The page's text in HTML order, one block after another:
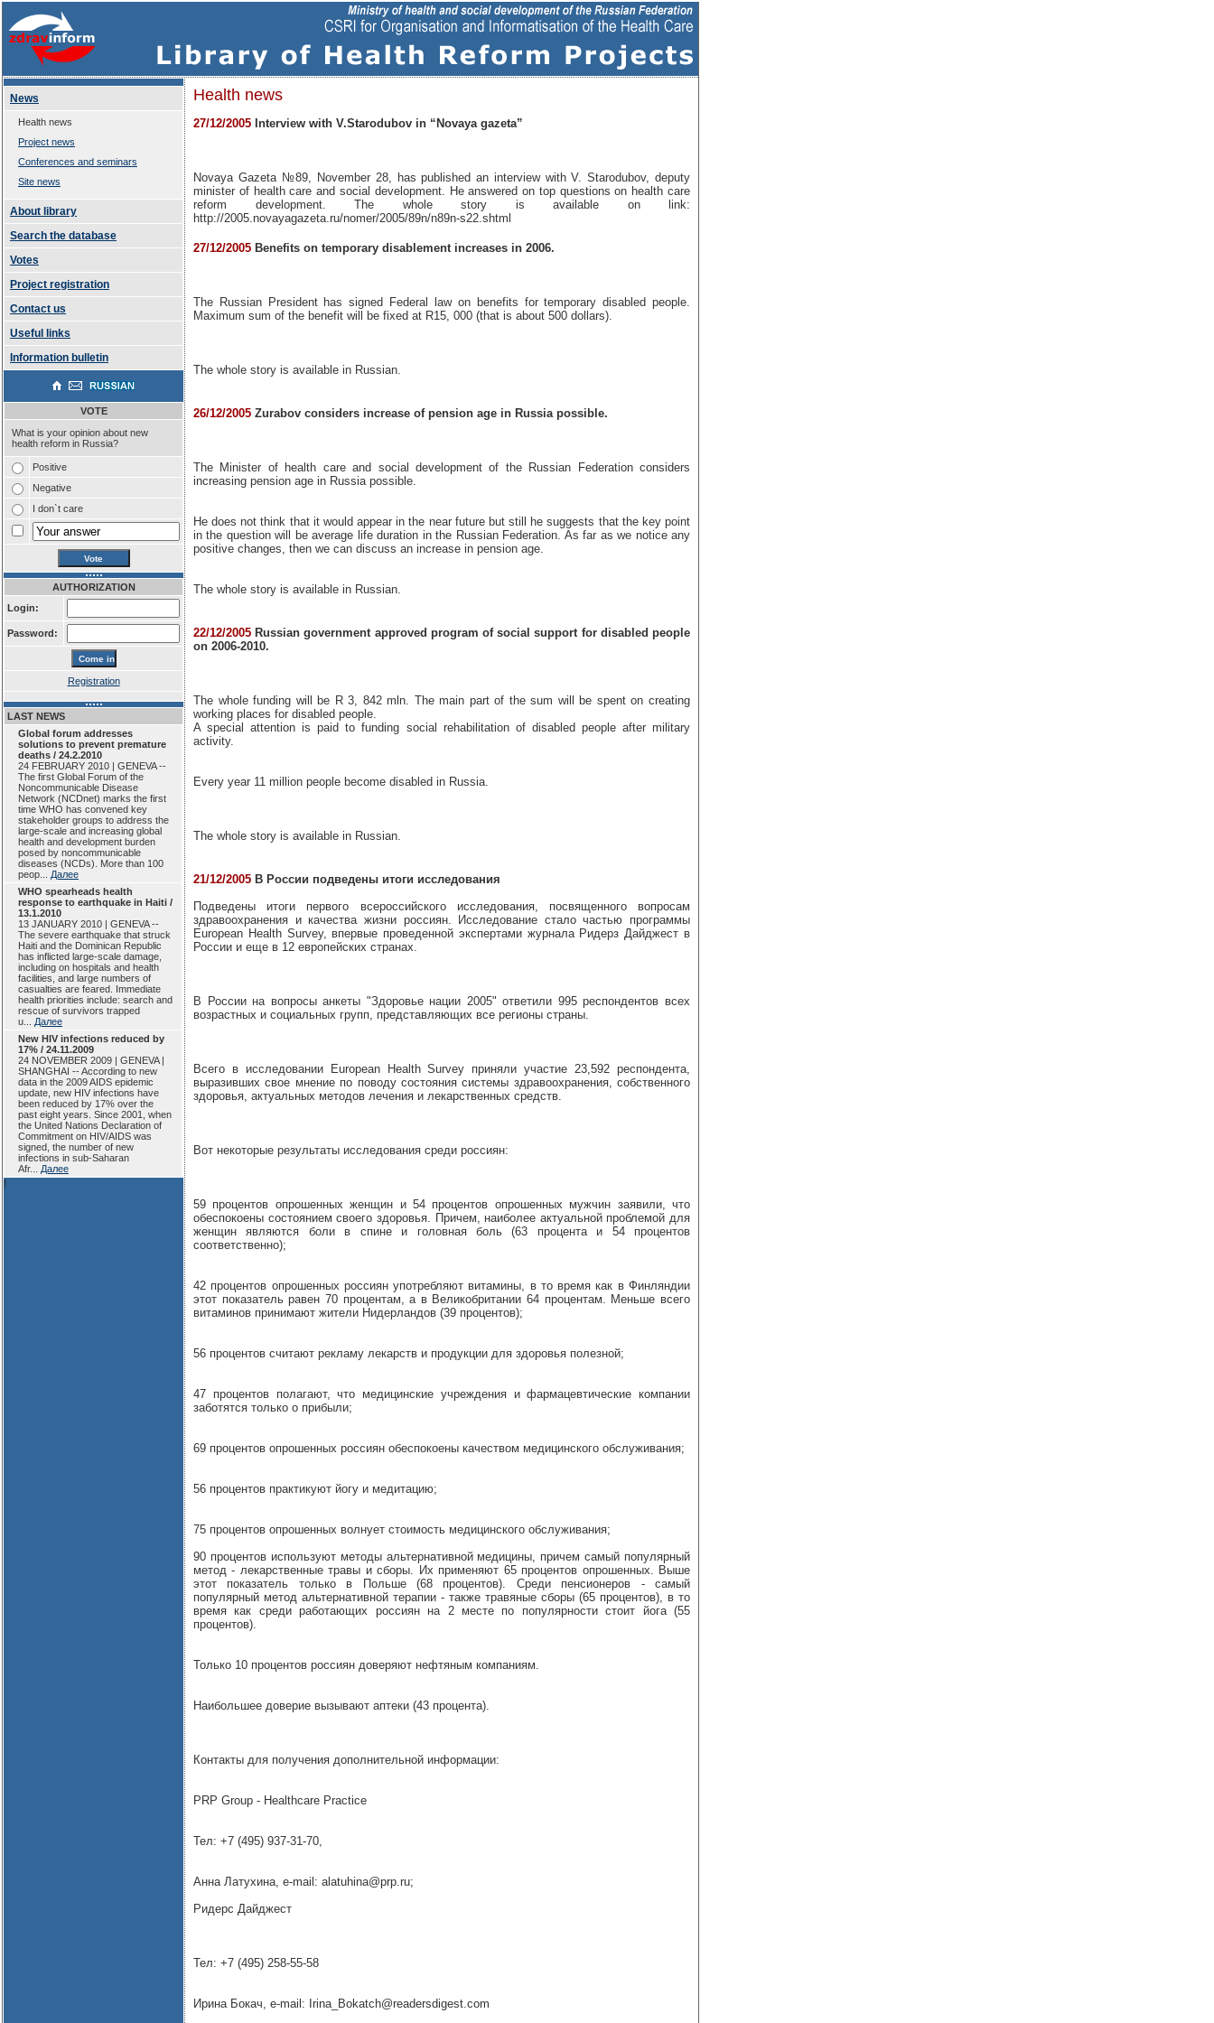
News
Health news
Project news
Conferences and seminars
Site news
About library
Search the database
Votes
Project registration
Contact us
Useful links
Information bulletin
VOTE
What is your opinion about new
health reform in Russia?
Positive
Negative
I don`t care
AUTHORIZATION
Login:
Password:
Registration
LAST NEWS
Global forum addresses
solutions to prevent premature
deaths / 24.2.2010
24 FEBRUARY 2010 | GENEVA --
The first Global Forum of the
Noncommunicable Disease
Network (NCDnet) marks the first
time WHO has convened key
stakeholder groups to address the
large-scale and increasing global
health and development burden
posed by noncommunicable
diseases (NCDs). More than 100
peop... Далее
WHO spearheads health
response to earthquake in Haiti /
13.1.2010
13 JANUARY 2010 | GENEVA --
The severe earthquake that struck
Haiti and the Dominican Republic
has inflicted large-scale damage,
including on hospitals and health
facilities, and large numbers of
casualties are feared. Immediate
health priorities include: search and
rescue of survivors trapped
u... Далее
New HIV infections reduced by
17% / 24.11.2009
24 NOVEMBER 2009 | GENEVA |
SHANGHAI -- According to new
data in the 2009 AIDS epidemic
update, new HIV infections have
been reduced by 17% over the
past eight years. Since 2001, when
the United Nations Declaration of
Commitment on HIV/AIDS was
signed, the number of new
infections in sub-Saharan
Afr... Далее
!
Health news
27/12/2005 Interview with V.Starodubov in “Novaya gazeta”
Novaya Gazeta №89, November 28, has published an interview with V. Starodubov, deputy
minister of health care and social development. He answered on top questions on health care
reform development. The whole story is available on link:
http://2005.novayagazeta.ru/nomer/2005/89n/n89n-s22.shtml
27/12/2005 Benefits on temporary disablement increases in 2006.
The Russian President has signed Federal law on benefits for temporary disabled people.
Maximum sum of the benefit will be fixed at R15, 000 (that is about 500 dollars).
The whole story is available in Russian.
26/12/2005 Zurabov considers increase of pension age in Russia possible.
The Minister of health care and social development of the Russian Federation considers
increasing pension age in Russia possible.
He does not think that it would appear in the near future but still he suggests that the key point
in the question will be average life duration in the Russian Federation. As far as we notice any
positive changes, then we can discuss an increase in pension age.
The whole story is available in Russian.
22/12/2005 Russian government approved program of social support for disabled people
on 2006-2010.
The whole funding will be R 3, 842 mln. The main part of the sum will be spent on creating
working places for disabled people.
A special attention is paid to funding social rehabilitation of disabled people after military
activity.
Every year 11 million people become disabled in Russia.
The whole story is available in Russian.
21/12/2005 В России подведены итоги исследования
Подведены итоги первого всероссийского исследования, посвященного вопросам
здравоохранения и качества жизни россиян. Исследование стало частью программы
European Health Survey, впервые проведенной экспертами журнала Ридерз Дайджест в
России и еще в 12 европейских странах.
В России на вопросы анкеты "Здоровье нации 2005" ответили 995 респондентов всех
возрастных и социальных групп, представляющих все регионы страны.
Всего в исследовании European Health Survey приняли участие 23,592 респондента,
выразивших свое мнение по поводу состояния системы здравоохранения, собственного
здоровья, актуальных методов лечения и лекарственных средств.
Вот некоторые результаты исследования среди россиян:
59 процентов опрошенных женщин и 54 процентов опрошенных мужчин заявили, что
обеспокоены состоянием своего здоровья. Причем, наиболее актуальной проблемой для
женщин являются боли в спине и головная боль (63 процента и 54 процентов
соответственно);
42 процентов опрошенных россиян употребляют витамины, в то время как в Финляндии
этот показатель равен 70 процентам, а в Великобритании 64 процентам. Меньше всего
витаминов принимают жители Нидерландов (39 процентов);
56 процентов считают рекламу лекарств и продукции для здоровья полезной;
47 процентов полагают, что медицинские учреждения и фармацевтические компании
заботятся только о прибыли;
69 процентов опрошенных россиян обеспокоены качеством медицинского обслуживания;
56 процентов практикуют йогу и медитацию;
75 процентов опрошенных волнует стоимость медицинского обслуживания;
90 процентов используют методы альтернативной медицины, причем самый популярный
метод - лекарственные травы и сборы. Их применяют 65 процентов опрошенных. Выше
этот показатель только в Польше (68 процентов). Среди пенсионеров - самый
популярный метод альтернативной терапии - также травяные сборы (65 процентов), в то
время как среди работающих россиян на 2 месте по популярности стоит йога (55
процентов).
Только 10 процентов россиян доверяют нефтяным компаниям.
Наибольшее доверие вызывают аптеки (43 процента).
Контакты для получения дополнительной информации:
PRP Group - Healthcare Practice
Тел: +7 (495) 937-31-70,
Анна Латухина, e-mail: alatuhina@prp.ru;
Ридерс Дайджест
Тел: +7 (495) 258-55-58
Ирина Бокач, e-mail: Irina_Bokatch@readersdigest.com